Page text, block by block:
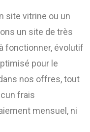
site vitrine ou un
un site de très
fonctionner, évolutif
pour le
nos offres, tout
frais
mensuel, ni